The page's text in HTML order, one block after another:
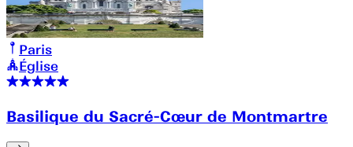
Paris
Église
Basilique du Sacré-Cœur de Montmartre